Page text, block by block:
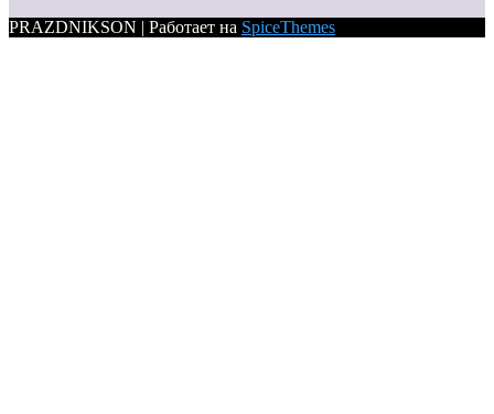
PRAZDNIKSON | Работает на SpiceThemes